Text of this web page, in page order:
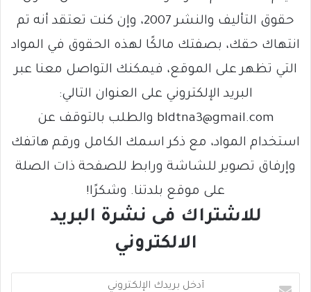
حقوق التأليف والنشر 2007، وإن كنت تعتقد أنه تم
انتهاك حقك، بصفتك مالكًا لهذه الحقوق في المواد
التي تظهر على الموقع، فيمكنك التواصل معنا عبر
البريد الإلكتروني على العنوان التالي:
bldtna3@gmail.com والطلب بالتوقف عن
استخدام المواد، مع ذكر اسمك الكامل ورقم هاتفك
وإرفاق تصوير للشاشة ورابط للصفحة ذات الصلة
على موقع بلدتنا. وشكرًا!
للاشتراك فى نشرة البريد
الالكتروني